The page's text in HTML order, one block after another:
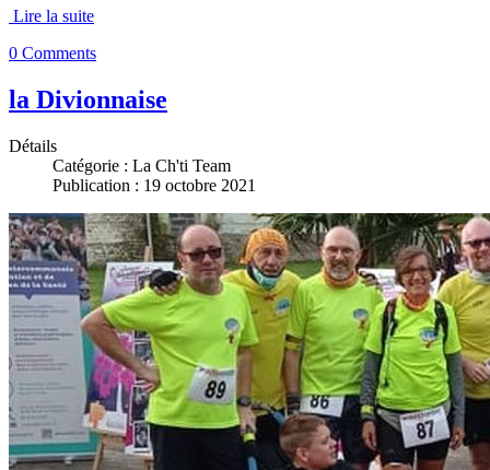
Lire la suite
0 Comments
la Divionnaise
Détails
Catégorie : La Ch'ti Team
Publication : 19 octobre 2021